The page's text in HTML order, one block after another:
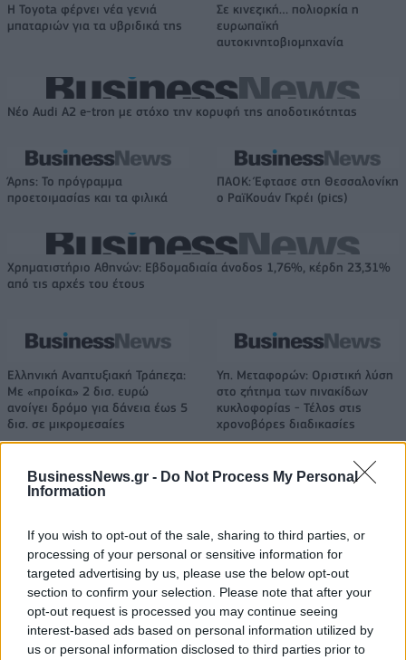
BusinessNews.gr - Do Not Process My Personal
Information
If you wish to opt-out of the sale, sharing to third parties, or
processing of your personal or sensitive information for
targeted advertising by us, please use the below opt-out
section to confirm your selection. Please note that after your
opt-out request is processed you may continue seeing
interest-based ads based on personal information utilized by
us or personal information disclosed to third parties prior to
Η Toyota φέρνει νέα γενιά
μπαταριών για τα υβριδικά της
Σε κινεζική… πολιορκία η
ευρωπαϊκή
αυτοκινητοβιομηχανία
Νέο Audi A2 e-tron με στόχο την κορυφή της αποδοτικότητας
Άρης: Το πρόγραμμα
προετοιμασίας και τα φιλικά
ΠΑΟΚ: Έφτασε στη Θεσσαλονίκη
ο ΡαϊΚουάν Γκρέι (pics)
Χρηματιστήριο Αθηνών: Εβδομαδιαία άνοδος 1,76%, κέρδη 23,31%
από τις αρχές του έτους
Ελληνική Αναπτυξιακή Τράπεζα:
Με «προίκα» 2 δισ. ευρώ
ανοίγει δρόμο για δάνεια έως 5
δισ. σε μικρομεσαίες
Υπ. Μεταφορών: Οριστική λύση
στο ζήτημα των πινακίδων
κυκλοφορίας - Τέλος στις
χρονοβόρες διαδικασίες
Η Chery επενδύει 75 εκατ. δολάρια στην KG Mobility
Το FIAT 500 Hybrid τώρα από
18.990 ευρώ
Ατρόμητος και Novibet
συνεχίζουν μαζί: Ανανέωση της
συνεργασίας τους μέχρι το
2028